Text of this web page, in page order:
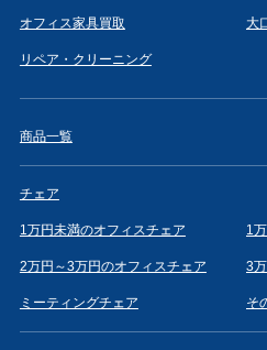
オフィス家具買取 大
リペア・クリーニング
商品一覧
チェア
1万円未満のオフィスチェア 1
2万円～3万円のオフィスチェア 3
ミーティングチェア そ